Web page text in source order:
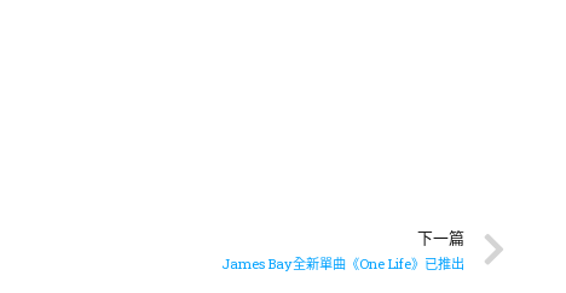
下一篇
James Bay全新單曲《One Life》已推出